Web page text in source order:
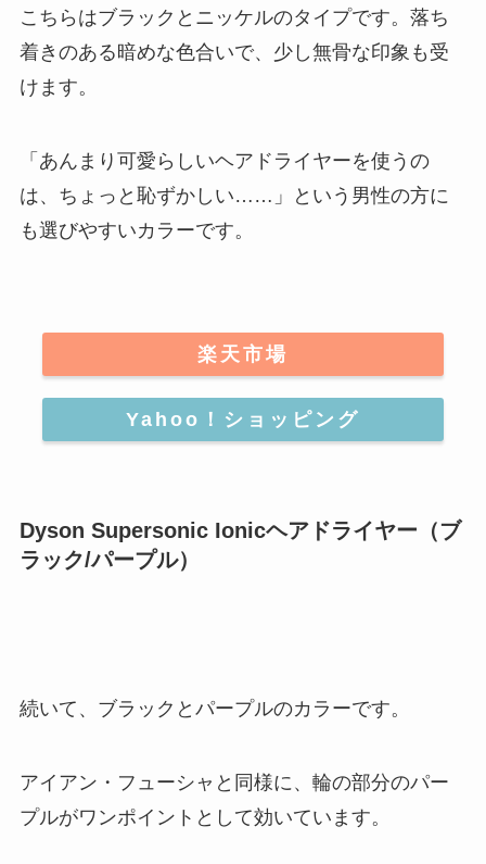
こちらはブラックとニッケルのタイプです。落ち
着きのある暗めな色合いで、少し無骨な印象も受
けます。
「あんまり可愛らしいヘアドライヤーを使うの
は、ちょっと恥ずかしい……」という 男性の方に
も選びやすいカラーです。
楽天市場
Yahoo！ショッピング
Dyson Supersonic Ionicヘアドライヤー（ブ
ラック/パープル）
続いて、ブラックとパープルのカラーです。
アイアン・フューシャと同様に、 輪の部分のパー
プルがワンポイント として効いています。